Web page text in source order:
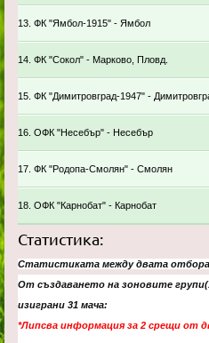
13. ФК "Ямбол-1915" - Ямбол
14. ФК "Сокол" - Марково, Пловд.
15. ФК "Димитровград-1947" -
16. ОФК "Несебър" - Несебър
17. ФК "Родопа-Смолян" - Смолян
18. ОФК "Карнобат" - Карнобат
Статистика:
Статистиката между двата
От създаването на зоновите
изиграни 31 мача:
*Липсва информация за 2 срещи от